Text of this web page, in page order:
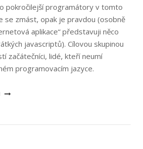
pokročilejší programátory v tomto
se zmást, opak je pravdou (osobně
aplikace“ představuji něco
javascriptů). Cílovou skupinou
začátečníci, lidé, kteří neumí
programovacím jazyce.